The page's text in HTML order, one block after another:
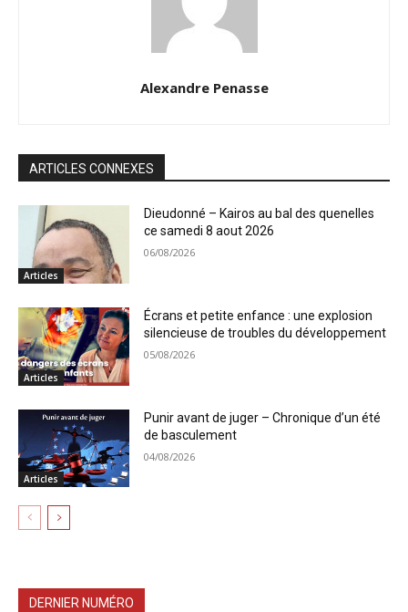
Alexandre Penasse
ARTICLES CONNEXES
Articles
Dieudonné – Kairos au bal des quenelles
ce samedi 8 aout 2026
06/08/2026
Articles
Écrans et petite enfance : une explosion
silencieuse de troubles du développement
05/08/2026
Articles
Punir avant de juger – Chronique d’un été
de basculement
04/08/2026
DERNIER NUMÉRO